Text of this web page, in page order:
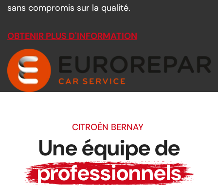
sans compromis sur la qualité.
OBTENIR PLUS D'INFORMATION
CITROËN BERNAY
Une équipe de
professionnels